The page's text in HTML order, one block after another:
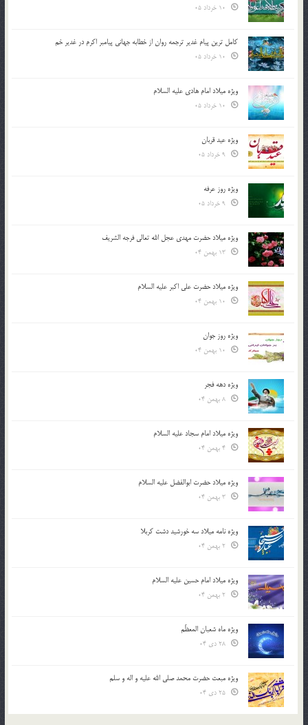
کامل ترین پیام غدیر ترجمه روان از خطابه جهانی پیامبر اکرم در غدیر خم
ویژه میلاد امام هادی علیه السلام
ویژه عید قربان
ویژه روز عرفه
ویژه میلاد حضرت مهدی عجل الله تعالی فرجه الشريف
ویژه میلاد حضرت علی اکبر علیه السلام
ویژه روز جوان
ویژه دهه فجر
ویژه میلاد امام سجاد علیه السلام
ویژه میلاد حضرت ابوالفضل علیه السلام
ویژه نامه میلاد سه خورشید دشت کربلا
ویژه میلاد امام حسین علیه السلام
ویژه ماه شعبان المعظّم
ویژه مبعث حضرت محمد صلی الله علیه و اله و سلم